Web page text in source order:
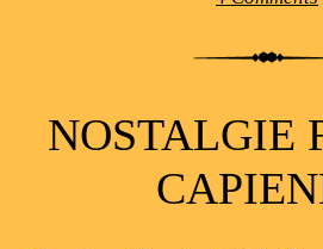
NOSTALGIE